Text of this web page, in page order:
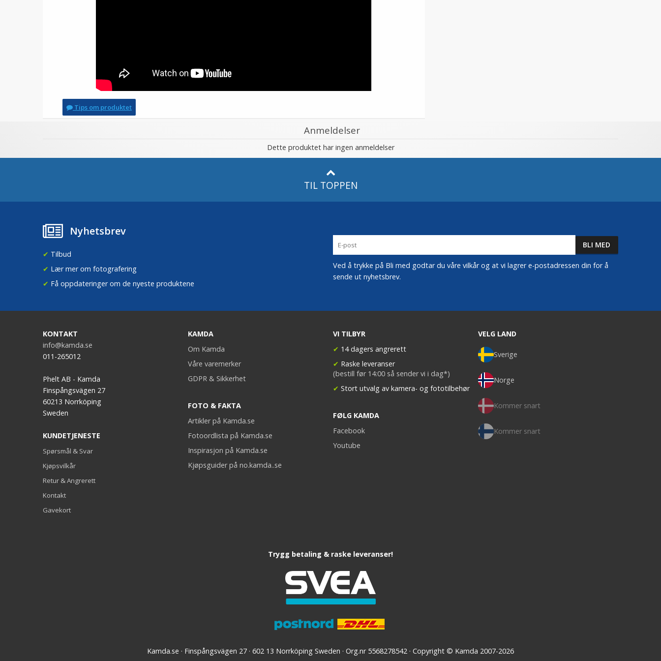
Tips om produktet
Anmeldelser
Dette produktet har ingen anmeldelser
TIL TOPPEN
Nyhetsbrev
✔ Tilbud
✔ Lær mer om fotografering
✔ Få oppdateringer om de nyeste produktene
Ved å trykke på Bli med godtar du våre vilkår og at vi lagrer e-postadressen din for å
sende ut nyhetsbrev.
KONTAKT
info@kamda.se
011-265012
Phelt AB - Kamda
Finspångsvägen 27
60213 Norrköping
Sweden
KUNDETJENESTE
Spørsmål & Svar
Kjøpsvilkår
Retur & Angrerett
Kontakt
Gavekort
KAMDA
Om Kamda
Våre varemerker
GDPR & Sikkerhet
FOTO & FAKTA
Artikler på Kamda.se
Fotoordlista på Kamda.se
Inspirasjon på Kamda.se
Kjøpsguider på no.kamda..se
VI TILBYR
✔ 14 dagers angrerett
✔ Raske leveranser
(bestill før 14:00 så sender vi i dag*)
✔ Stort utvalg av kamera- og fototilbehør
FØLG KAMDA
Facebook
Youtube
VELG LAND
Sverige
Norge
Kommer snart
Kommer snart
Trygg betaling & raske leveranser!
Kamda.se · Finspångsvägen 27 · 602 13 Norrköping Sweden · Org.nr 5568278542 · Copyright © Kamda 2007-2026